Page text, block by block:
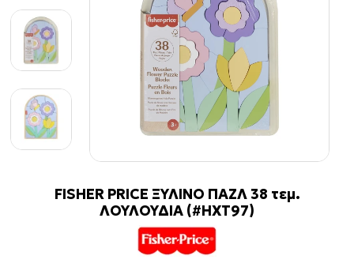
FISHER PRICE ΞΥΛΙΝΟ ΠΑΖΛ 38 τεμ.
ΛΟΥΛΟΥΔΙΑ (#HXT97)